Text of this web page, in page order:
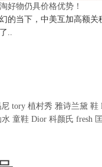
好物仍具价格优势！
的当下，中美互加高额关
..
尼 tory 植村秀 雅诗兰黛 鞋
水 童鞋 Dior 科颜氏 fresh